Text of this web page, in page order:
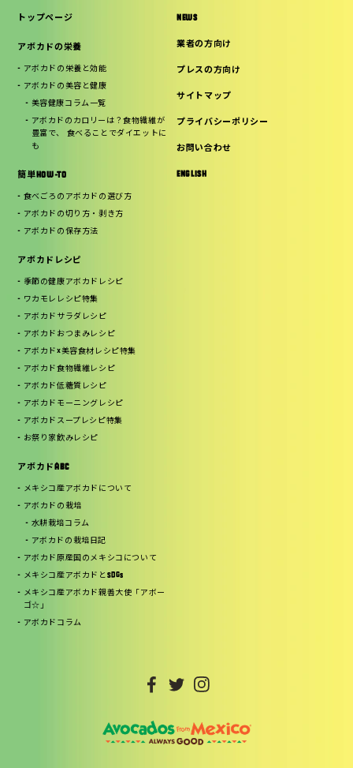
トップページ
アボカドの栄養
アボカドの栄養と効能
アボカドの美容と健康
美容健康コラム一覧
アボカドのカロリーは？食物繊維が
豊富で、 食べることでダイエットに
も
簡単HOW-TO
食べごろのアボカドの選び方
アボカドの切り方・剥き方
アボカドの保存方法
アボカドレシピ
季節の健康アボカドレシピ
ワカモレレシピ特集
アボカドサラダレシピ
アボカドおつまみレシピ
アボカド×美容食材レシピ特集
アボカド食物繊維レシピ
アボカド低糖質レシピ
アボカドモーニングレシピ
アボカドスープレシピ特集
お祭り家飲みレシピ
アボカドABC
メキシコ産アボカドについて
アボカドの栽培
水耕栽培コラム
アボカドの栽培日記
アボカド原産国のメキシコについて
メキシコ産アボカドとSDGs
メキシコ産アボカド親善大使「アボー
ゴ☆」
アボカドコラム
NEWS
業者の方向け
プレスの方向け
サイトマップ
プライバシーポリシー
お問い合わせ
ENGLISH